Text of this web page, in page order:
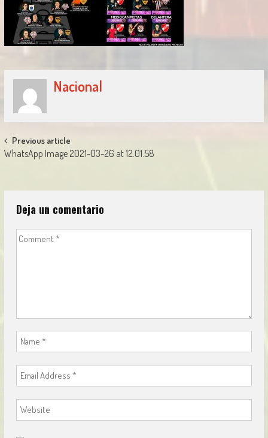
Nacional
Post
navigation
Previous article
WhatsApp Image 2021-03-26 at 12.01.58
Deja un comentario